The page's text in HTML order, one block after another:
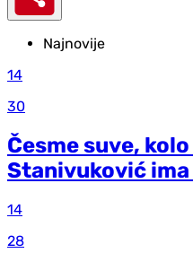
Najnovije
14
30
Česme suve,
Stanivuković
14
28